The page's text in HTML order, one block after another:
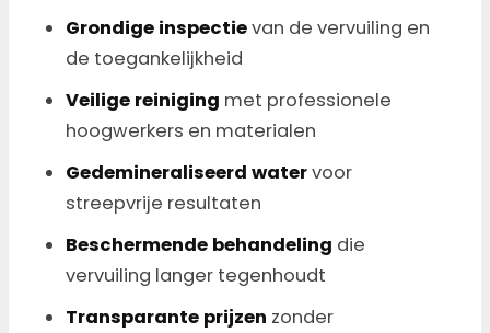
Grondige inspectievan de vervuiling en
de toegankelijkheid
Veilige reiniging met professionele
hoogwerkers en materialen
Gedemineraliseerd watervoor
streepvrije resultaten
Beschermende behandeling die
vervuiling langer tegenhoudt
Transparante prijzen zonder